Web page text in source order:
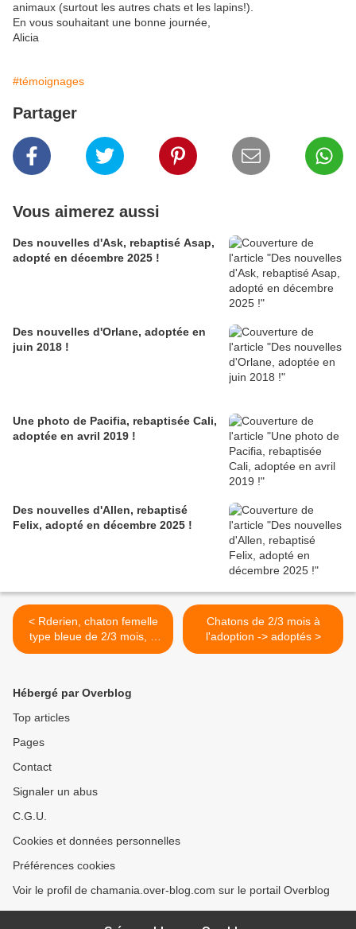
animaux (surtout les autres chats et les lapins!).
En vous souhaitant une bonne journée,
Alicia
#témoignages
Partager
Vous aimerez aussi
Des nouvelles d'Ask, rebaptisé Asap,
adopté en décembre 2025 !
Des nouvelles d'Orlane, adoptée en
juin 2018 !
Une photo de Pacifia, rebaptisée Cali,
adoptée en avril 2019 !
Des nouvelles d'Allen, rebaptisé
Felix, adopté en décembre 2025 !
< Rderien, chaton femelle
type bleue de 2/3 mois, à
l'adoption -> adoptée
Chatons de 2/3 mois à
l'adoption -> adoptés >
Hébergé par Overblog
Top articles
Pages
Contact
Signaler un abus
C.G.U.
Cookies et données personnelles
Préférences cookies
Voir le profil de chamania.over-blog.com sur le portail Overblog